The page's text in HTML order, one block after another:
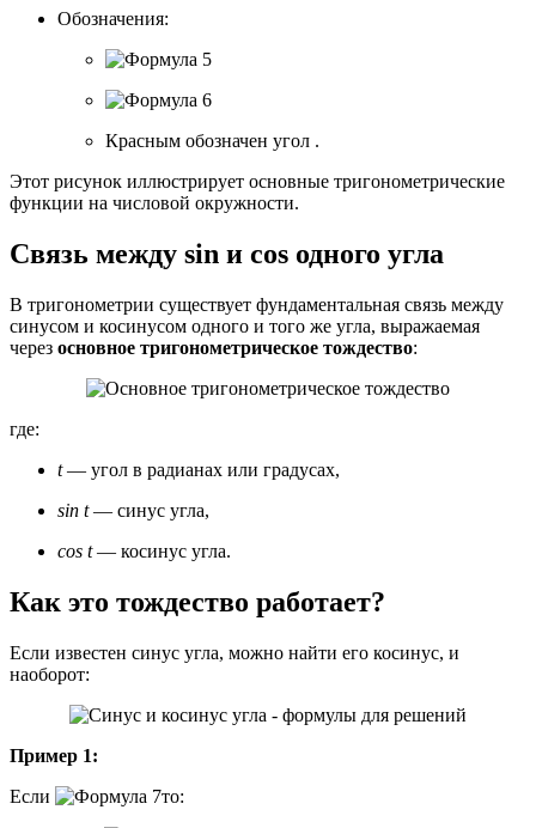
Обозначения:
Красным обозначен угол .
Этот рисунок иллюстрирует основные тригонометрические
функции на числовой окружности.
Связь между sin и cos одного угла
В тригонометрии существует фундаментальная связь между
синусом и косинусом одного и того же угла, выражаемая
через основное тригонометрическое тождество:
где:
t— угол в радианах или градусах,
sin t— синус угла,
cos t— косинус угла.
Как это тождество работает?
Если известен синус угла, можно найти его косинус, и
наоборот:
Пример 1:
Если
​то: